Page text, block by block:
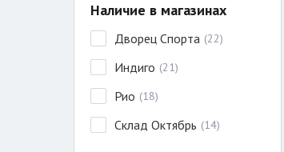
Наличие в магазинах
Дворец Спорта (22)
Индиго (21)
Рио (18)
Склад Октябрь (14)